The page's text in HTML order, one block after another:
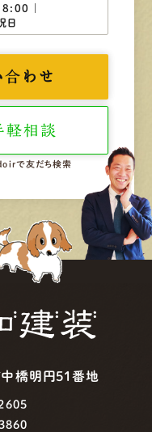
｜
日
合わせ
軽相談
で友だち検索
橋明円51番地